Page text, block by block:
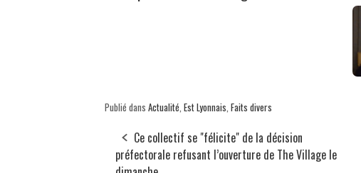
Publié dans Actualité Est Lyonnais Faits divers
Ce collectif se "félicite" de la décision
préfectorale refusant l’ouverture de The Village le